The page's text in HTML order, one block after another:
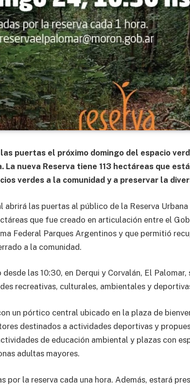
puertas el próximo domingo del espacio
La nueva Reserva tiene 113 hectáreas que
verdes a la comunidad y a preservar la
abrirá las puertas al público de la Reserva
que fue creado en articulación entre el
Federal Parques Argentinos y que permitió
a la comunidad.
las 10:30, en Derqui y Corvalán, El
recreativas, culturales, ambientales y
un pórtico central ubicado en la plaza de
destinados a actividades deportivas y
de educación ambiental y plazas con
adultas mayores.
por la reserva cada una hora. Además, estará